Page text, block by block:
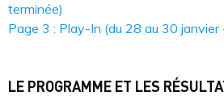
terminée)
Page 3 : Play-In (du 28 au 30 janvier
LE PROGRAMME ET LES